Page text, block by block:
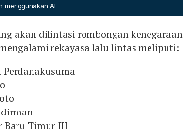
dan Singapura.
dan Menteri Energi & Sains Teknologi Tan See Leng.
menggunakan AI
akan dilintasi rombongan kenegaraan
rekayasa lalu lintas meliputi:
Perdanakusuma
Baru Timur III